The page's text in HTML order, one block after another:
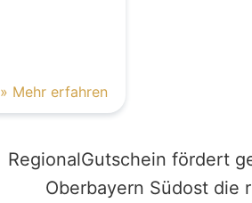
» Mehr erfahren
RegionalGutschein fördert
Oberbayern Südost die